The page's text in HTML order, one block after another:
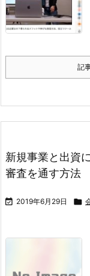
記
新規事業と出資
審査を通す方法
 2019年6月29日 